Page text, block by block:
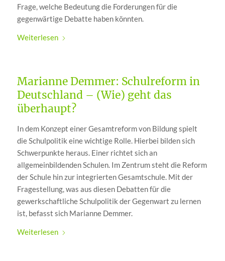
Frage, welche Bedeutung die Forderungen für die
gegenwärtige Debatte haben könnten.
Weiterlesen
Marianne Demmer: Schulreform in
Deutschland – (Wie) geht das
überhaupt?
In dem Konzept einer Gesamtreform von Bildung spielt
die Schulpolitik eine wichtige Rolle. Hierbei bilden sich
Schwerpunkte heraus. Einer richtet sich an
allgemeinbildenden Schulen. Im Zentrum steht die Reform
der Schule hin zur integrierten Gesamtschule. Mit der
Fragestellung, was aus diesen Debatten für die
gewerkschaftliche Schulpolitik der Gegenwart zu lernen
ist, befasst sich Marianne Demmer.
Weiterlesen